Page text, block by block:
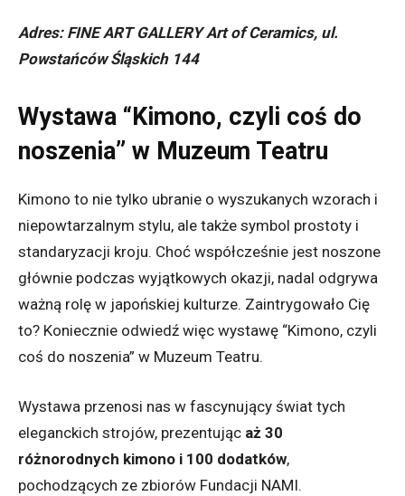
Adres: FINE ART GALLERY Art of Ceramics, ul.
Powstańców Śląskich 144
Wystawa “Kimono, czyli coś do
noszenia” w Muzeum Teatru
Kimono to nie tylko ubranie o wyszukanych wzorach i
niepowtarzalnym stylu, ale także symbol prostoty i
standaryzacji kroju. Choć współcześnie jest noszone
głównie podczas wyjątkowych okazji, nadal odgrywa
ważną rolę w japońskiej kulturze. Zaintrygowało Cię
to? Koniecznie odwiedź więc wystawę “Kimono, czyli
coś do noszenia” w Muzeum Teatru.
Wystawa przenosi nas w fascynujący świat tych
eleganckich strojów, prezentując aż 30
różnorodnych kimono i 100 dodatków,
pochodzących ze zbiorów Fundacji NAMI.